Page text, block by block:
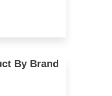
By Brand